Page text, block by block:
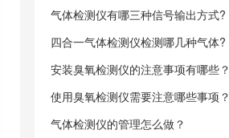
气体检测仪有哪三种信号输出方式?
四合一气体检测仪检测哪几种气体?
安装臭氧检测仪的注意事项有哪些？
使用臭氧检测仪需要注意哪些事项？
气体检测仪的管理怎么做？